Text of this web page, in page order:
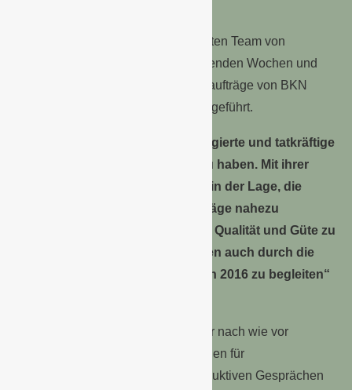
Zusammen mit einem hochmotivierten Team von
Gärtnern werden nun in den kommenden Wochen und
Monaten die bestehenden Kundenaufträge von BKN
Strobel für die laufende Saison ausgeführt.
„Wir sind sehr froh, zwei so engagierte und tatkräftige
Baumschulfamilien gewonnen zu haben. Mit ihrer
Hilfe und Unterstützung sind wir in der Lage, die
Lieferung der vorliegenden Aufträge nahezu
vollumfänglich und in gewohnter Qualität und Güte zu
gewährleisten und unsere Kunden auch durch die
vor uns liegende Frühjahrssaison 2016 zu begleiten“
Für die Zukunft des Areals einer der nach wie vor
europaweit modernsten Baumschulen für
Containerpflanzen ist man in konstruktiven Gesprächen